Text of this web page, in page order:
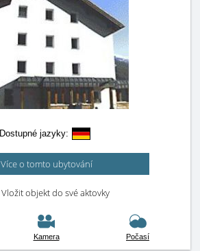
Dostupné jazyky:
Více o tomto ubytování
Vložit objekt do své aktovky
Kamera Počasí